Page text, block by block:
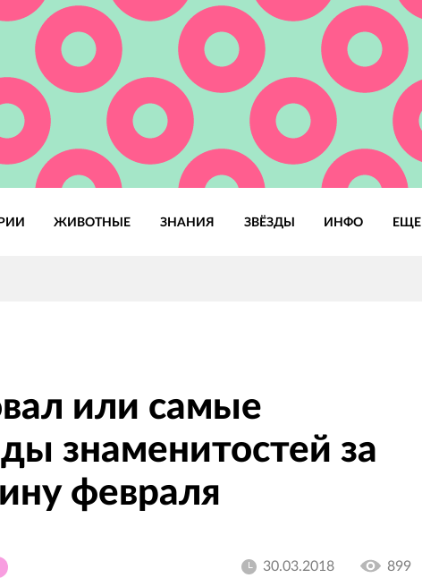
ЖИВОТНЫЕ ЗНАНИЯ ЗВЁЗДЫ ИНФО ЕЩЕ
или самые
знаменитостей за
февраля
30.03.2018 899